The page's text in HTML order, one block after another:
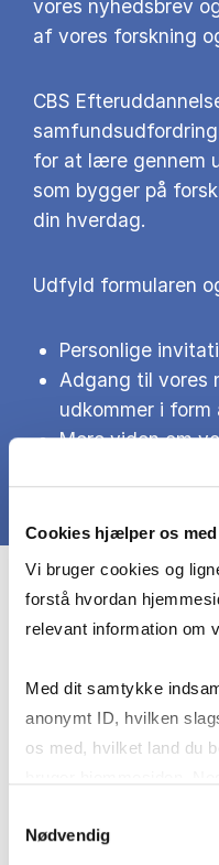
Cookies hjælper os
Vi bruger cookies og
forstå hvordan
relevant information om
Med dit samtykke
anonymt ID, hvilken
os med, hvilket land du
markedsføring. Du
Nødvendig
vores nyhedsbrev
af vores forskning
CBS
for at lære gennem
som bygger på
din hverdag.
Udfyld formularen
Personlige
Adgang til vores
udkommer i
Mere viden om
Fornavn
Efternavn
Email *